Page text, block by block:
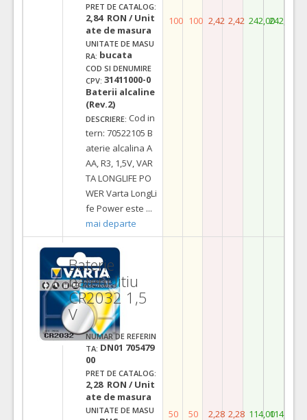
PRET DE CATALOG:
2,84 RON / Unit
ate de masura
UNITATE DE MASU
RA: bucata
COD SI DENUMIRE
CPV: 31411000-0
Baterii alcaline
(Rev.2)
DESCRIERE: Cod in
tern: 70522105 B
aterie alcalina A
AA, R3, 1,5V, VAR
TA LONGLIFE PO
WER Varta LongLi
fe Power este ...
mai departe
100 100 2,42 2,42 242,00242,00
Baterie
baterii litiu
CR2032 1,5
V
NUMAR DE REFERIN
TA: DN01 705479
00
PRET DE CATALOG:
2,28 RON / Unit
ate de masura
UNITATE DE MASU
50 50 2,28 2,28 114,00114,00